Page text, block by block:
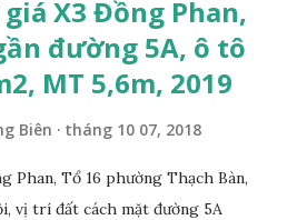
X3 Đồng Phan,
đường 5A, ô tô
MT 5,6m, 2019
Biên tháng 10 07, 2018
Phan, Tổ 16 phường Thạch Bàn,
vị trí đất cách mặt đường 5A